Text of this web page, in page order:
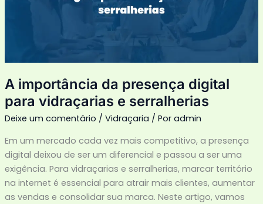
A importância da presença digital
para vidraçarias e serralherias
Deixe um comentário / Vidraçaria / Por admin
Em um mercado cada vez mais competitivo, a presença
digital deixou de ser um diferencial e passou a ser uma
exigência. Para vidraçarias e serralherias, marcar território
na internet é essencial para atrair mais clientes, aumentar
as vendas e consolidar sua marca. Neste artigo, vamos